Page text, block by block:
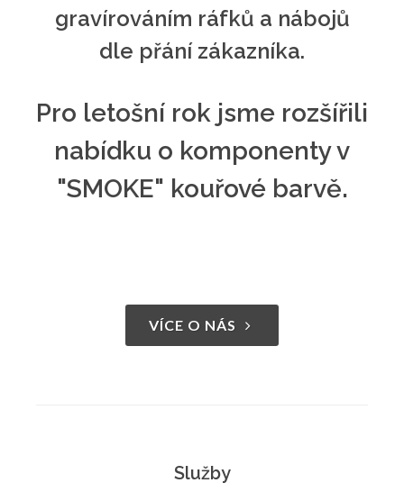
gravírováním ráfků a nábojů
dle přání zákazníka.
Pro letošní rok jsme rozšířili
nabídku o komponenty v
"SMOKE" kouřové barvě.
VÍCE O NÁS
Služby